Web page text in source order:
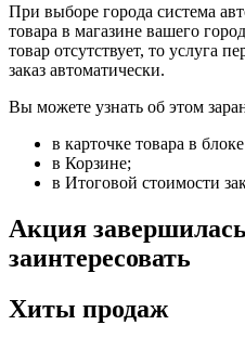
При выборе города система
товара в магазине вашего
товар отсутствует, то услуга
заказ автоматически.
Вы можете узнать об этом
в карточке товара в
в Корзине;
в Итоговой стоимости
Акция
заинтересовать
Хиты продаж